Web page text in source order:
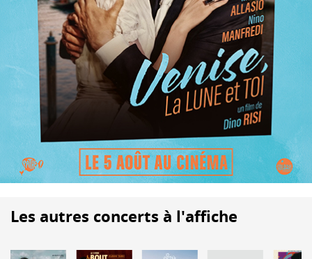
Les autres concerts à l'affiche